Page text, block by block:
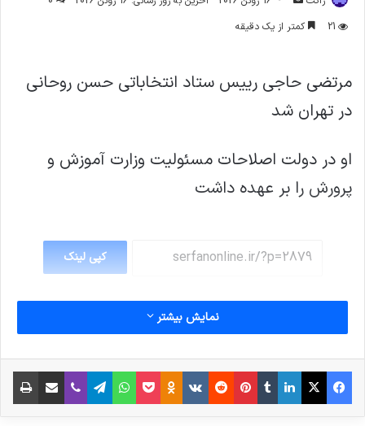
ایمیل
21
کمتر از یک دقیقه
مرتضی حاجی رييس ستاد انتخاباتی حسن روحانى
در تهران شد
او در دولت اصلاحات مسئولیت وزارت آموزش و
پرورش را بر عهده داشت
کپی لینک
نمایش بیشتر
فیس بوک X لینکدین
‫تامبلر‫پین‌ترست
‫رددیت‫VKontakte
‫Odnoklassniki
پاکتواتس آپ تلگراموایبر اشتراک گذاری از طریق ایمیل